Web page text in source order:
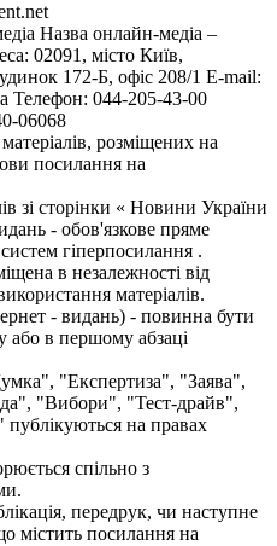
Назва онлайн-медіа –
02091, місто Київ,
172-Б, офіс 208/1 E-mail:
Телефон: 044-205-43-00
06068
розміщених на
посилання на
зі сторінки « Новини України
- обов'язкове пряме
гіперпосилання .
в незалежності від
матеріалів.
- видань) - повинна бути
або в першому абзаці
"Експертиза", "Заява",
"Вибори", "Тест-драйв",
на правах
спільно з
передрук, чи наступне
містить посилання на